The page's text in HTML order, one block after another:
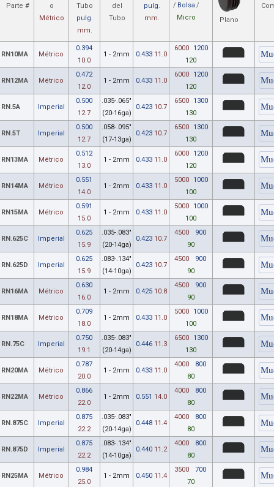
Parte #
o
Métrico
Tubo
pulg.
mm.
del
Tubo
pulg.
mm.
/ Bolsa /
Micro
Plano
RN10MA Métrico
0.394
10.0
1 - 2mm 0.433 11.0
6000
1200
120
RN12MA Métrico
0.472
12.0
1 - 2mm 0.433 11.0
6000
1200
120
RN.5A Imperial
0.500
12.7
.035-.065"
(20-16ga)
0.423 10.7
6500
1300
130
RN.5T Imperial
0.500
12.7
.058-.095"
(17-13ga)
0.423 10.7
6500
1300
130
RN13MA Métrico
0.512
13.0
1 - 2mm 0.433 11.0
6000
1200
120
RN14MA Métrico
0.551
14.0
1 - 2mm 0.433 11.0
5000
1000
100
RN15MA Métrico
0.591
15.0
1 - 2mm 0.433 11.0
5000
1000
100
RN.625C Imperial
0.625
15.9
.035-.083"
(20-14ga)
0.423 10.7
4500
900
90
RN.625D Imperial
0.625
15.9
.083-.134"
(14-10ga)
0.423 10.7
4500
900
90
RN16MA Métrico
0.630
16.0
1 - 2mm 0.425 10.8
4500
900
90
RN18MA Métrico
0.709
18.0
1 - 2mm 0.433 11.0
5000
1000
100
RN.75C Imperial
0.750
19.1
.035-.083"
(20-14ga)
0.446 11.3
6500
1300
130
RN20MA Métrico
0.787
20.0
1 - 2mm 0.433 11.0
4000
800
80
RN22MA Métrico
0.866
22.0
1 - 2mm 0.551 14.0
4000
800
80
RN.875C Imperial
0.875
22.2
.035-.083"
(20-14ga)
0.448 11.4
4000
800
80
RN.875D Imperial
0.875
22.2
.083-.134"
(14-10ga)
0.440 11.2
4000
800
80
RN25MA Métrico
0.984
25.0
1 - 2mm 0.450 11.4
3500
700
70